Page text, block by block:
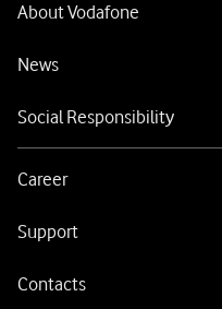
About Vodafone
News
Social Responsibility
Career
Support
Contacts